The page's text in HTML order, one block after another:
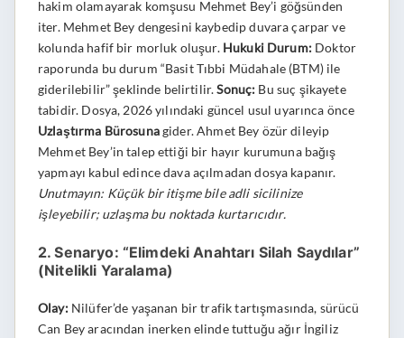
hakim olamayarak komşusu Mehmet Bey’i göğsünden
iter. Mehmet Bey dengesini kaybedip duvara çarpar ve
kolunda hafif bir morluk oluşur. Hukuki Durum:Doktor
raporunda bu durum “Basit Tıbbi Müdahale (BTM) ile
giderilebilir” şeklinde belirtilir.Sonuç: Bu suç şikayete
tabidir. Dosya, 2026 yılındaki güncel usul uyarınca önce
Uzlaştırma Bürosunagider. Ahmet Bey özür dileyip
Mehmet Bey’in talep ettiği bir hayır kurumuna bağış
yapmayı kabul edince dava açılmadan dosya kapanır.
Unutmayın: Küçük bir itişme bile adli sicilinize
işleyebilir; uzlaşma bu noktada kurtarıcıdır.
2. Senaryo: “Elimdeki Anahtarı Silah Saydılar”
(Nitelikli Yaralama)
Olay:Nilüfer’de yaşanan bir trafik tartışmasında, sürücü
Can Bey aracından inerken elinde tuttuğu ağır İngiliz